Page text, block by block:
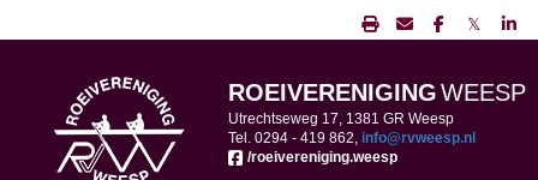
𝕏
ROEIVERENIGINGWEESP
Utrechtseweg 17, 1381 GR Weesp
Tel. 0294 - 419 862, ofni@rvweesp.nl
/roeivereniging.weesp